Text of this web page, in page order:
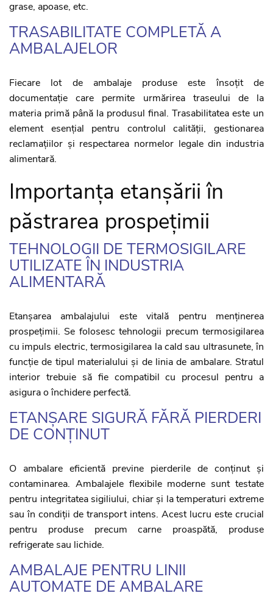
grase, apoase, etc.
TRASABILITATE COMPLETĂ A
AMBALAJELOR
Fiecare lot de ambalaje produse este însoțit de
documentație care permite urmărirea traseului de la
materia primă până la produsul final. Trasabilitatea este un
element esențial pentru controlul calității, gestionarea
reclamațiilor și respectarea normelor legale din industria
alimentară.
Importanța etanșării în
păstrarea prospețimii
TEHNOLOGII DE TERMOSIGILARE
UTILIZATE ÎN INDUSTRIA
ALIMENTARĂ
Etanșarea ambalajului este vitală pentru menținerea
prospețimii. Se folosesc tehnologii precum termosigilarea
cu impuls electric, termosigilarea la cald sau ultrasunete, în
funcție de tipul materialului și de linia de ambalare. Stratul
interior trebuie să fie compatibil cu procesul pentru a
asigura o închidere perfectă.
ETANȘARE SIGURĂ FĂRĂ PIERDERI
DE CONȚINUT
O ambalare eficientă previne pierderile de conținut și
contaminarea. Ambalajele flexibile moderne sunt testate
pentru integritatea sigiliului, chiar și la temperaturi extreme
sau în condiții de transport intens. Acest lucru este crucial
pentru produse precum carne proaspătă, produse
refrigerate sau lichide.
AMBALAJE PENTRU LINII
AUTOMATE DE AMBALARE